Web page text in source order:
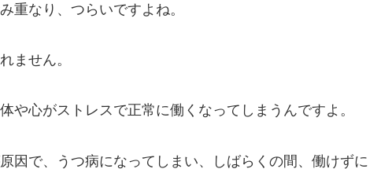
重なり、つらいですよね。
ません。
や心がストレスで正常に働くなってしまうんですよ。
因で、うつ病になってしまい、しばらくの間、働けずに